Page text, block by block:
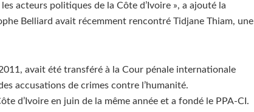
acteurs politiques de la Côte d’Ivoire », a ajouté la
Belliard avait récemment rencontré Tidjane Thiam, une
avait été transféré à la Cour pénale internationale
accusations de crimes contre l’humanité.
d’Ivoire en juin de la même année et a fondé le PPA-CI.